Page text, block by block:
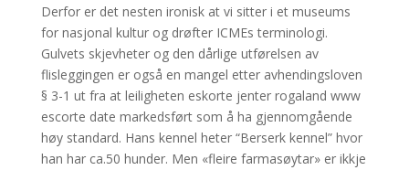
Derfor er det nesten ironisk at vi sitter i et museums
for nasjonal kultur og drøfter ICMEs terminologi.
Gulvets skjevheter og den dårlige utførelsen av
flisleggingen er også en mangel etter avhendingsloven
§ 3-1 ut fra at leiligheten eskorte jenter rogaland www
escorte date markedsført som å ha gjennomgående
høy standard. Hans kennel heter “Berserk kennel” hvor
han har ca.50 hunder. Men «fleire farmasøytar» er ikkje